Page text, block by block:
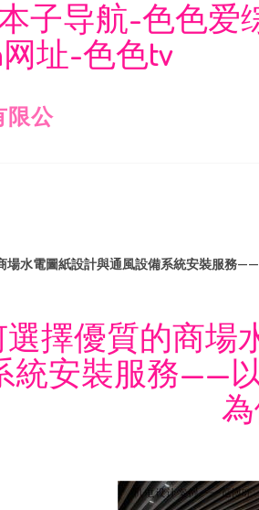
子导航-色色爱
址-色色tv
限公
場水電圖紙設計與通風設備系統安裝服務
擇優質的商場
統安裝服務——